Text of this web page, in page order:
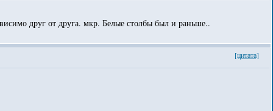
друг от друга. мкр. Белые столбы был и раньше..
[цитата]